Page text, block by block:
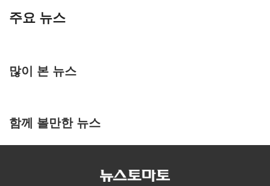
주요 뉴스
많이 본 뉴스
함께 볼만한 뉴스